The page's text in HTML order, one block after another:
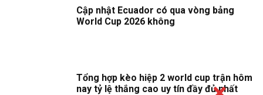
Cập nhật Ecuador có qua vòng bảng
World Cup 2026 không
Tổng hợp kèo hiệp 2 world cup trận hôm
nay tỷ lệ thắng cao uy tín đầy đủ nhất